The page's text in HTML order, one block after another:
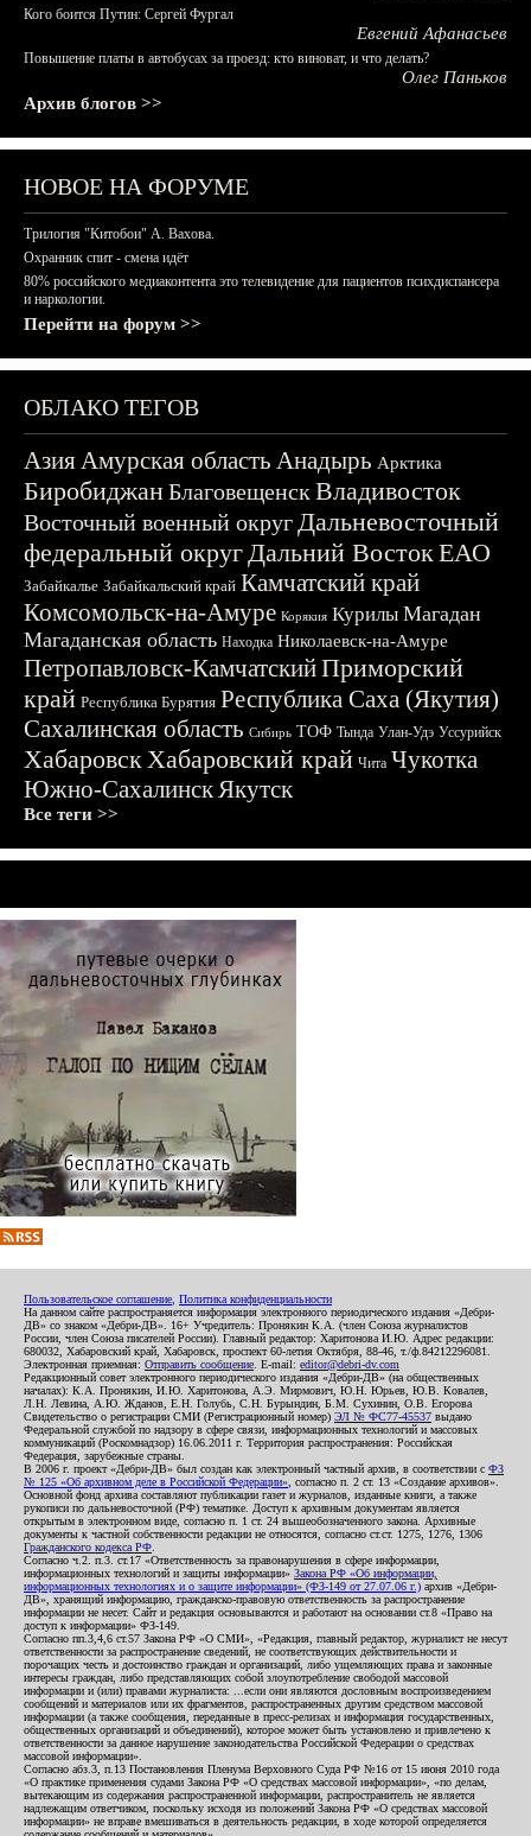
Кого боится Путин: Сергей Фургал
Евгений Афанасьев
Повышение платы в автобусах за проезд: кто виноват, и что делать?
Олег Паньков
Архив блогов >>
НОВОЕ НА ФОРУМЕ
Трилогия "Китобои" А. Вахова.
Охранник спит - смена идёт
80% российского медиаконтента это телевидение для пациентов психдиспансера
и наркологии.
Перейти на форум >>
ОБЛАКО ТЕГОВ
АзияАмурская область Анадырь Арктика
БиробиджанБлаговещенскВладивосток
Восточный военный округДальневосточный
федеральный округДальний ВостокЕАО
Забайкалье Забайкальский край Камчатский край
Комсомольск-на-Амуре Корякия Курилы Магадан
Магаданская область Находка Николаевск-на-Амуре
Петропавловск-КамчатскийПриморский
край Республика Бурятия Республика Саха (Якутия)
Сахалинская область Сибирь ТОФ Тында Улан-Удэ Уссурийск
ХабаровскХабаровский край Чита Чукотка
Южно-СахалинскЯкутск
Все теги >>
Пользовательское соглашение Политика конфиденциальности
На данном сайте распространяется информация электронного периодического издания «Дебри-
ДВ» со знаком «Дебри-ДВ». 16+ Учредитель: Пронякин К.А. (член Союза журналистов
России, член Союза писателей России). Главный редактор: Харитонова И.Ю. Адрес редакции:
680032, Хабаровский край, Хабаровск, проспект 60-летия Октября, 88-46, т./ф.84212296081.
Электронная приемная: Отправить сообщение . E-mail: editor@debri-dv.com
Редакционный совет электронного периодического издания «Дебри-ДВ» (на общественных
началах): К.А. Пронякин, И.Ю. Харитонова, А.Э. Мирмович, Ю.Н. Юрьев, Ю.В. Ковалев,
Л.Н. Левина, А.Ю. Жданов, Е.Н. Голубь, С.Н. Бурындин, Б.М. Сухинин, О.В. Егорова
Свидетельство о регистрации СМИ (Регистрационный номер) ЭЛ № ФС77-45537 выдано
Федеральной службой по надзору в сфере связи, информационных технологий и массовых
коммуникаций (Роскомнадзор) 16.06.2011 г. Территория распространения: Российская
Федерация, зарубежные страны.
В 2006 г. проект «Дебри-ДВ» был создан как электронный частный архив, в соответствии с ФЗ
№ 125 «Об архивном деле в Российской Федерации» , согласно п. 2 ст. 13 «Создание архивов».
Основной фонд архива составляют публикации газет и журналов, изданные книги, а также
рукописи по дальневосточной (РФ) тематике. Доступ к архивным документам является
открытым в электронном виде, согласно п. 1 ст. 24 вышеобозначенного закона. Архивные
документы к частной собственности редакции не относятся, согласно ст.ст. 1275, 1276, 1306
Гражданского кодекса РФ
Согласно ч.2. п.3. ст.17 «Ответственность за правонарушения в сфере информации,
информационных технологий и защиты информации» Закона РФ «Об информации,
информационных технологиях и о защите информации» (ФЗ-149 от 27.07.06 г.) архив «Дебри-
ДВ», хранящий информацию, гражданско-правовую ответственность за распространение
информации не несет. Сайт и редакция основываются и работают на основании ст.8 «Право на
доступ к информации» ФЗ-149.
Согласно пп.3,4,6 ст.57 Закона РФ «О СМИ», «Редакция, главный редактор, журналист не несут
ответственности за распространение сведений, не соответствующих действительности и
порочащих честь и достоинство граждан и организаций, либо ущемляющих права и законные
интересы граждан, либо представляющих собой злоупотребление свободой массовой
информации и (или) правами журналиста: ...если они являются дословным воспроизведением
сообщений и материалов или их фрагментов, распространенных другим средством массовой
информации (а также сообщения, переданные в пресс-релизах и информация государственных,
общественных организаций и объединений), которое может быть установлено и привлечено к
ответственности за данное нарушение законодательства Российской Федерации о средствах
массовой информации».
Согласно абз.3, п.13 Постановления Пленума Верховного Суда РФ №16 от 15 июня 2010 года
«О практике применения судами Закона РФ «О средствах массовой информации», «по делам,
вытекающим из содержания распространенной информации, распространитель не является
надлежащим ответчиком, поскольку исходя из положений Закона РФ «О средствах массовой
информации» не вправе вмешиваться в деятельность редакции, в ходе которой определяется